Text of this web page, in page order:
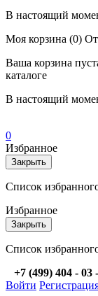
В настоящий
Моя корзина (0)
Ваша корзина
каталоге
В настоящий
0
Избранное
Закрыть
Список
Избранное
Закрыть
Список
+7 (499) 404 - 03
Войти